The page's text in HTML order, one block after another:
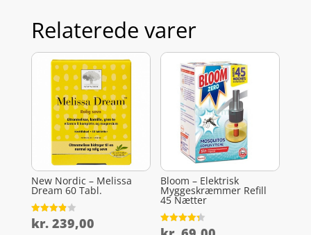
Relaterede varer
New Nordic – Melissa
Dream 60 Tabl.
Vurderet
3.9
kr.239,00
Bloom – Elektrisk
Myggeskræmmer Refill
45 Nætter
Vurderet